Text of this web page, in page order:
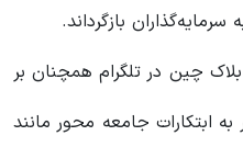
چین در تلگرام همچنان بر
ابتکارات جامعه محور مانند